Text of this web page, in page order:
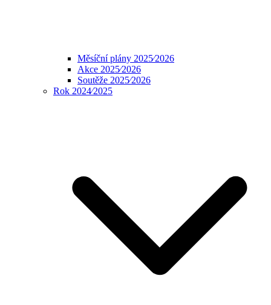
Měsíční plány 2025⁄2026
Akce 2025⁄2026
Soutěže 2025⁄2026
Rok 2024⁄2025